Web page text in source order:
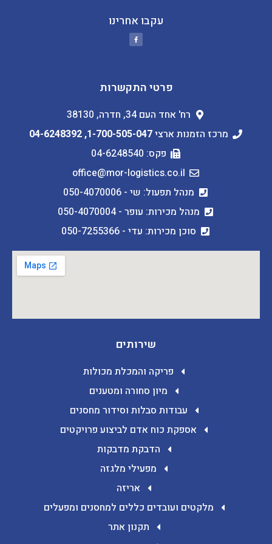
עקבו אחרינו
פרטי התקשרות
רח' אחד העם 34, חדרה, 38130
מרכז הזמנות ארצי1-700-505-047
,
04-6248392
פקס: 04-6248540
office@mor-logistics.co.il
מנהל תפעול: שי - 050-4070006
מנהל מכירות: עופר - 050-4070004
סוכן מכירות: עדי - 050-7255366
שירותים
פריקה והמכלת מכולות
מיון סחורה ומטענים
עבודות סבלות וסידור מחסנים
אספקת כוח אדם לביצוע פרויקטים
הדבקת מדבקות
מפעילי מלגזה
אריזה
מלקטים ועובדים כללים למחסנים ומפעלים
תקנון אתר